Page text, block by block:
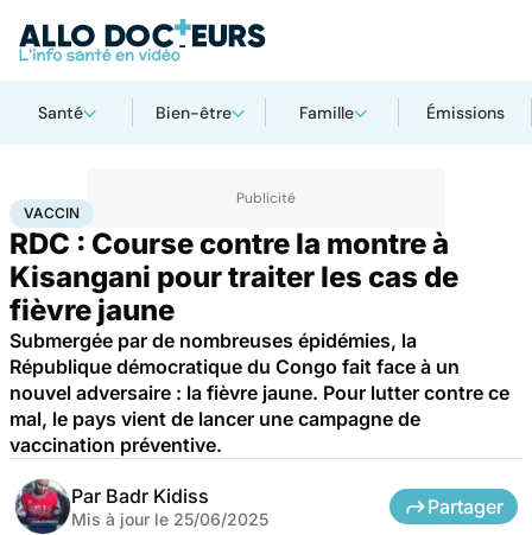
Santé Bien-être Famille Émissions
AccueilSanté Vaccin
VACCIN
RDC : Course contre la montre à
Kisangani pour traiter les cas de
fièvre jaune
Submergée par de nombreuses épidémies, la
République démocratique du Congo fait face à un
nouvel adversaire : la fièvre jaune. Pour lutter contre ce
mal, le pays vient de lancer une campagne de
vaccination préventive.
Par Badr Kidiss
Mis à jour le 25/06/2025
Partager